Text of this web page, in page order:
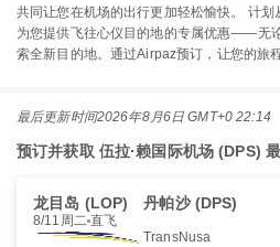
共同让您在机场的出行更加轻松愉快。 计
为您提供飞往心仪目的地的专属优惠——无
索全新目的地。通过Airpaz预订，让您的旅
最后更新时间2026年8月6日 GMT+0 22:14
预订并获取 伍拉·赖国际机场 (DPS)
龙目岛 (LOP) 丹帕沙 (DPS)
8/11周二 直飞
TransNusa